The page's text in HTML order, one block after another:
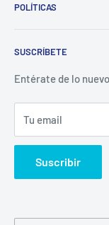
POLÍTICAS
Política de Privacidad
Políticas de
Términos del servicio
Política de reembolso
SUSCRÍBETE
Entérate de lo
Tu email
Suscribir